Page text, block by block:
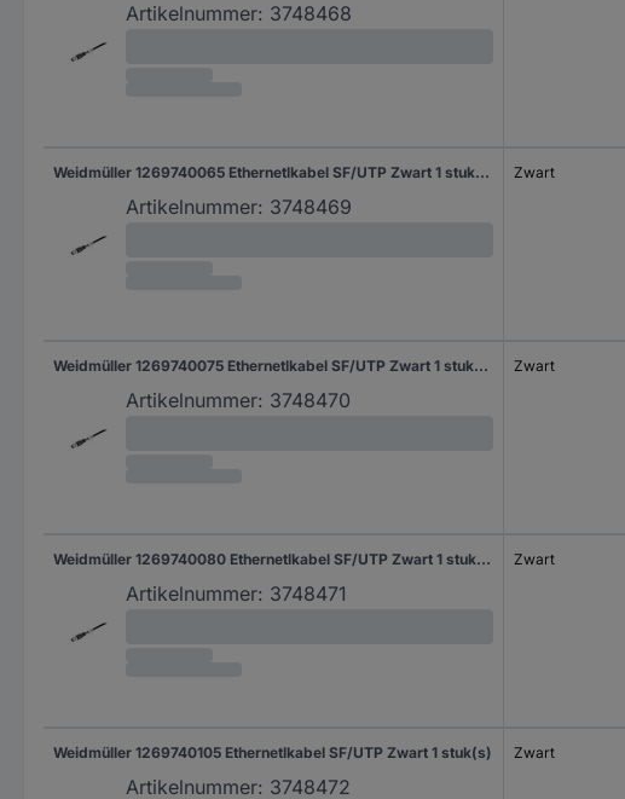
Artikelnummer: 3748468
Weidmüller 1269740065 Ethernetlkabel SF/UTP Zwart 1 stuk(s)
Artikelnummer: 3748469
Zwart
Weidmüller 1269740075 Ethernetlkabel SF/UTP Zwart 1 stuk(s)
Artikelnummer: 3748470
Zwart
Weidmüller 1269740080 Ethernetlkabel SF/UTP Zwart 1 stuk(s)
Artikelnummer: 3748471
Zwart
Weidmüller 1269740105 Ethernetlkabel SF/UTP Zwart 1 stuk(s)
Artikelnummer: 3748472
Zwart